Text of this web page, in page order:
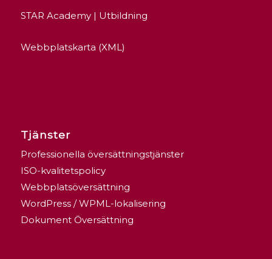
STAR Academy | Utbildning
Webbplatskarta (XML)
Tjänster
Professionella översättningstjänster
ISO-kvalitetspolicy
Webbplatsöversättning
WordPress / WPML-lokalisering
Dokument Översättning